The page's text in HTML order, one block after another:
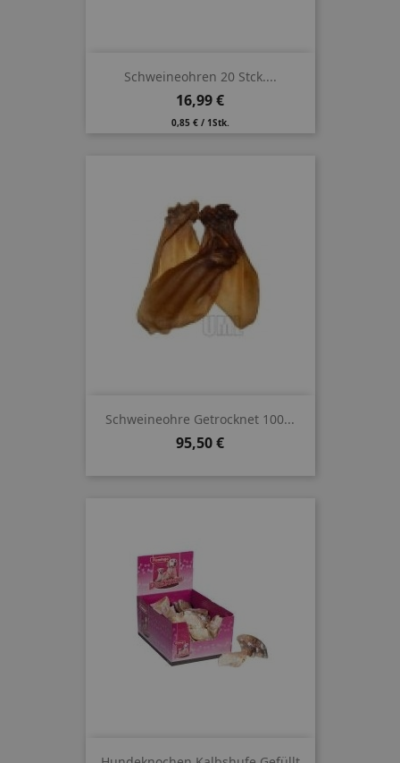
Schweineohren 20 Stck....
Preis
16,99 €
0,85 € / 1Stk.
Schweineohre Getrocknet 100...
Preis
95,50 €